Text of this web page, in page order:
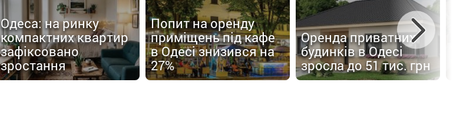
Одеса: на ринку
компактних квартир
зафіксовано
зростання
Попит на оренду
приміщень під кафе
в Одесі знизився на
27%
Оренда приватних
будинків в Одесі
зросла до 51 тис. грн